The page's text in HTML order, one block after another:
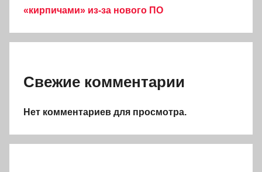
«кирпичами» из-за нового ПО
Свежие комментарии
Нет комментариев для просмотра.